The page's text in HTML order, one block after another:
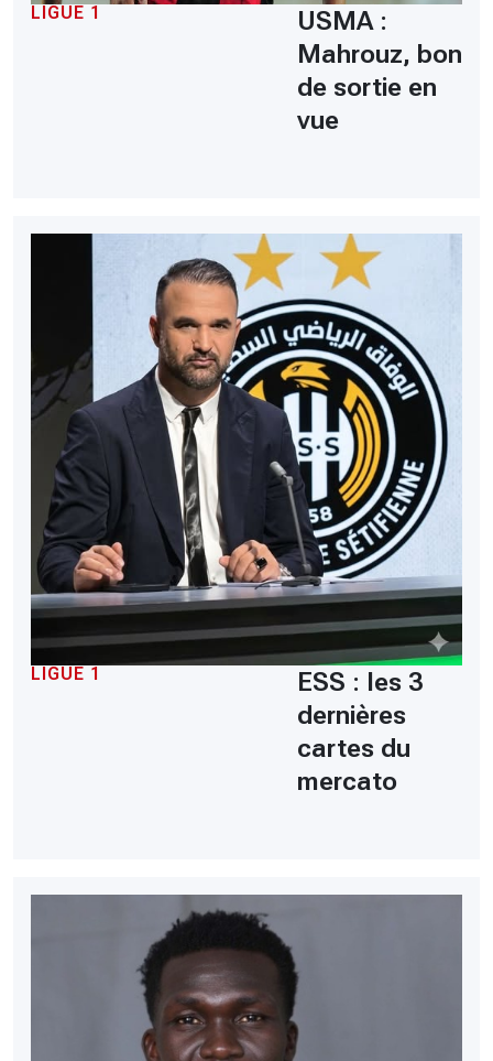
LIGUE 1
USMA :
Mahrouz, bon
de sortie en
vue
LIGUE 1
ESS : les 3
dernières
cartes du
mercato